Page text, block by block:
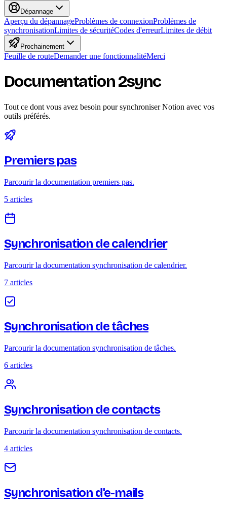
Dépannage
Aperçu du dépannageProblèmes de connexionProblèmes de
synchronisationLimites de sécuritéCodes d'erreurLimites de débit
Prochainement
Feuille de routeDemander une fonctionnalitéMerci
Documentation 2sync
Tout ce dont vous avez besoin pour synchroniser Notion avec vos
outils préférés.
Premiers pas
Parcourir la documentation premiers pas.
5 articles
Synchronisation de calendrier
Parcourir la documentation synchronisation de calendrier.
7 articles
Synchronisation de tâches
Parcourir la documentation synchronisation de tâches.
6 articles
Synchronisation de contacts
Parcourir la documentation synchronisation de contacts.
4 articles
Synchronisation d'e-mails